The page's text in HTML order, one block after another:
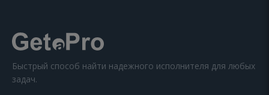
Быстрый способ найти надежного исполнителя для любых
задач.